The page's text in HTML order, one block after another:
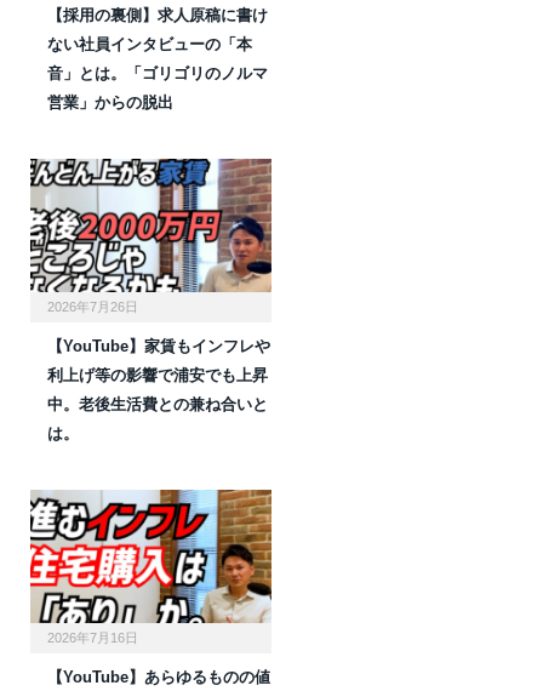
【採用の裏側】求人原稿に書け
ない社員インタビューの「本
音」とは。「ゴリゴリのノルマ
営業」からの脱出
2026年7月26日
【YouTube】家賃もインフレや
利上げ等の影響で浦安でも上昇
中。老後生活費との兼ね合いと
は。
2026年7月16日
【YouTube】あらゆるものの値